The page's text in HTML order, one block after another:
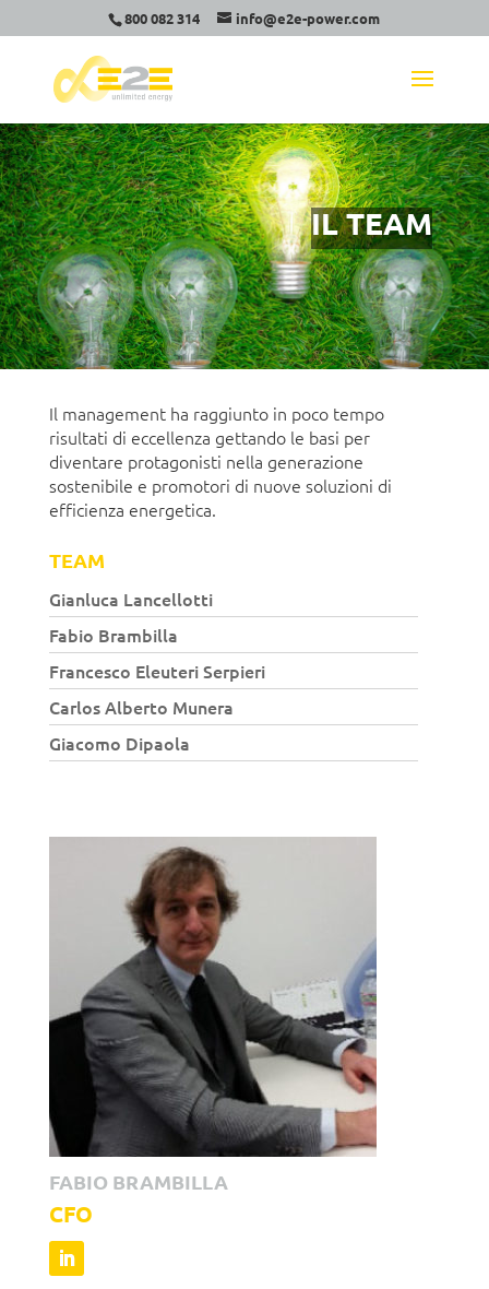
800 082 314 info@e2e-power.com
IL TEAM
Il management ha raggiunto in poco tempo
risultati di eccellenza gettando le basi per
diventare protagonisti nella generazione
sostenibile e promotori di nuove soluzioni di
efficienza energetica.
TEAM
Gianluca Lancellotti
Fabio Brambilla
Francesco Eleuteri Serpieri
Carlos Alberto Munera
Giacomo Dipaola
FABIO BRAMBILLA
CFO